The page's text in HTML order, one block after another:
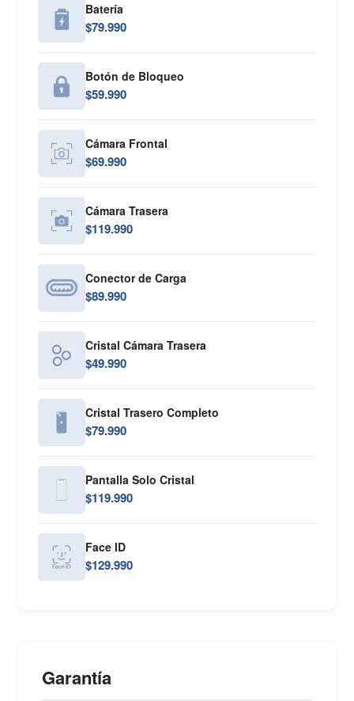
Batería
$79.990
Botón de Bloqueo
$59.990
Cámara Frontal
$69.990
Cámara Trasera
$119.990
Conector de Carga
$89.990
Cristal Cámara Trasera
$49.990
Cristal Trasero Completo
$79.990
Pantalla Solo Cristal
$119.990
Face ID
$129.990
Garantía